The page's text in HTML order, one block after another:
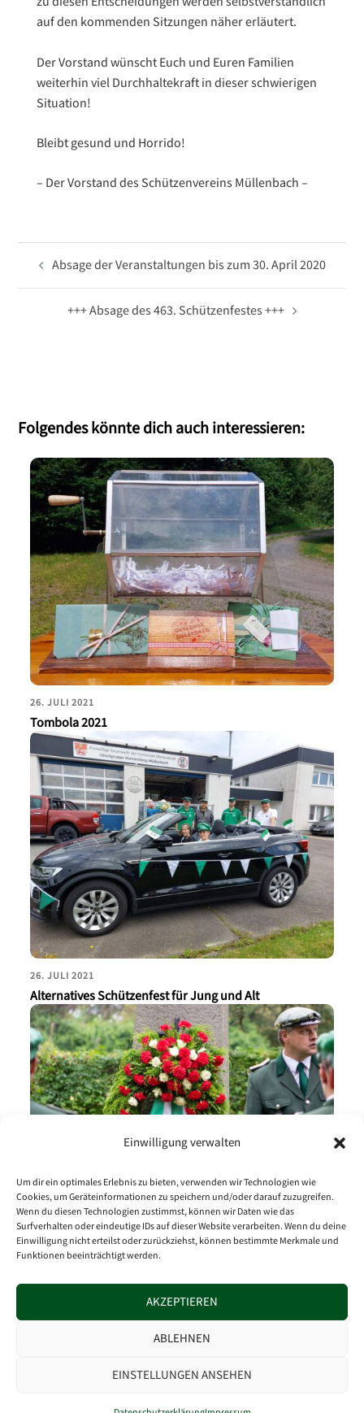
Einwilligung verwalten
Um dir ein optimales Erlebnis zu bieten, verwenden wir Technologien wie
Cookies, um Geräteinformationen zu speichern und/oder darauf zuzugreifen.
Wenn du diesen Technologien zustimmst, können wir Daten wie das
Surfverhalten oder eindeutige IDs auf dieser Website verarbeiten. Wenn du deine
Einwilligung nicht erteilst oder zurückziehst, können bestimmte Merkmale und
Funktionen beeinträchtigt werden.
AKZEPTIEREN
ABLEHNEN
EINSTELLUNGEN ANSEHEN
auf den kommenden Sitzungen näher erläutert.
Der Vorstand wünscht Euch und Euren Familien
weiterhin viel Durchhaltekraft in dieser schwierigen
Situation!
Bleibt gesund und Horrido!
– Der Vorstand des Schützenvereins Müllenbach –
Absage der Veranstaltungen bis zum 30. April 2020
+++ Absage des 463. Schützenfestes +++
Folgendes könnte dich auch interessieren:
26. JULI 2021
Tombola 2021
26. JULI 2021
Alternatives Schützenfest für Jung und Alt
24. JULI 2021
Eigentlich…
Datenschutzerklärung